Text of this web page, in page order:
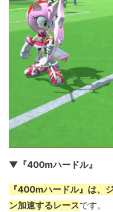
▼『400mハードル』
『400mハードル』は、
ン加速するレースです。